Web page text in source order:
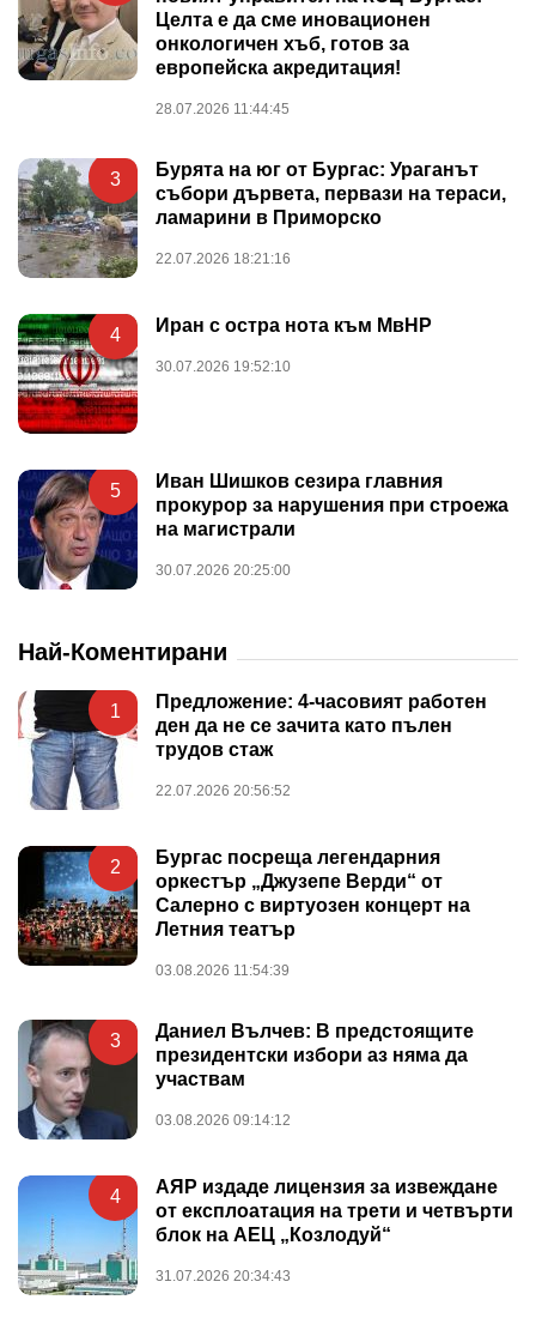
Целта е да сме иновационен
онкологичен хъб, готов за
европейска акредитация!
28.07.2026 11:44:45
3
Бурята на юг от Бургас: Ураганът
събори дървета, первази на тераси,
ламарини в Приморско
22.07.2026 18:21:16
4 Иран с остра нота към МвНР
30.07.2026 19:52:10
5
Иван Шишков сезира главния
прокурор за нарушения при строежа
на магистрали
30.07.2026 20:25:00
Най-Коментирани
1
Предложение: 4-часовият работен
ден да не се зачита като пълен
трудов стаж
22.07.2026 20:56:52
2
Бургас посреща легендарния
оркестър „Джузепе Верди“ от
Салерно с виртуозен концерт на
Летния театър
03.08.2026 11:54:39
3
Даниел Вълчев: В предстоящите
президентски избори аз няма да
участвам
03.08.2026 09:14:12
4
АЯР издаде лицензия за извеждане
от експлоатация на трети и четвърти
блок на АЕЦ „Козлодуй“
31.07.2026 20:34:43